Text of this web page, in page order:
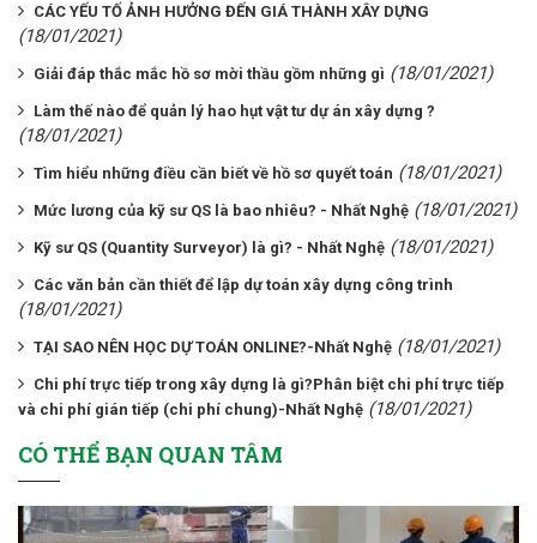
CÁC YẾU TỐ ẢNH HƯỞNG ĐẾN GIÁ THÀNH XÂY DỰNG
(18/01/2021)
Giải đáp thắc mắc hồ sơ mời thầu gồm những gì (18/01/2021)
Làm thế nào để quản lý hao hụt vật tư dự án xây dựng ?
(18/01/2021)
Tìm hiểu những điều cần biết về hồ sơ quyết toán (18/01/2021)
Mức lương của kỹ sư QS là bao nhiêu? - Nhất Nghệ (18/01/2021)
Kỹ sư QS (Quantity Surveyor) là gì? - Nhất Nghệ (18/01/2021)
Các văn bản cần thiết để lập dự toán xây dựng công trình
(18/01/2021)
TẠI SAO NÊN HỌC DỰ TOÁN ONLINE?-Nhất Nghệ (18/01/2021)
Chi phí trực tiếp trong xây dựng là gì?Phân biệt chi phí trực tiếp
và chi phí gián tiếp (chi phí chung)-Nhất Nghệ (18/01/2021)
CÓ THỂ BẠN QUAN TÂM